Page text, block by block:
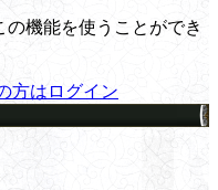
機能を使うことができ
方はログイン